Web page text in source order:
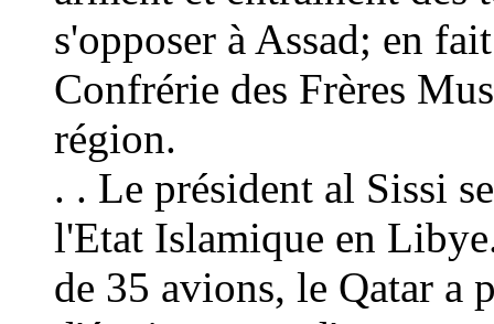
s'opposer à Assad; en
Confrérie des Frères
région.
. . Le président al Sissi
l'Etat Islamique en
de 35 avions, le Qatar a